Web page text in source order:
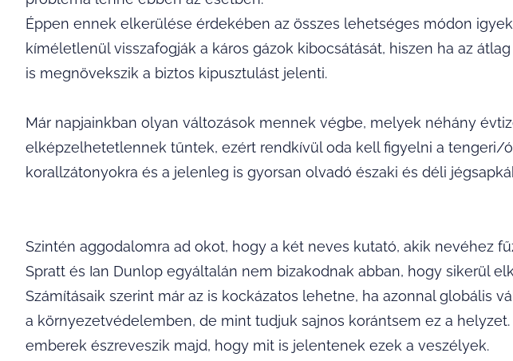
Éppen ennek elkerülése érdekében az összes lehetséges módon
kíméletlenül visszafogják a káros gázok kibocsátását, hiszen ha az
is megnövekszik a biztos kipusztulást jelenti.
Már napjainkban olyan változások mennek végbe, melyek néhány
elképzelhetetlennek tűntek, ezért rendkívül oda kell figyelni a tengeri/
korallzátonyokra és a jelenleg is gyorsan olvadó északi és déli
Szintén aggodalomra ad okot, hogy a két neves kutató, akik nevéhez
Spratt és Ian Dunlop egyáltalán nem bizakodnak abban, hogy sikerül
Számításaik szerint már az is kockázatos lehetne, ha azonnal globális
a környezetvédelemben, de mint tudjuk sajnos korántsem ez a
emberek észreveszik majd, hogy mit is jelentenek ezek a veszélyek.